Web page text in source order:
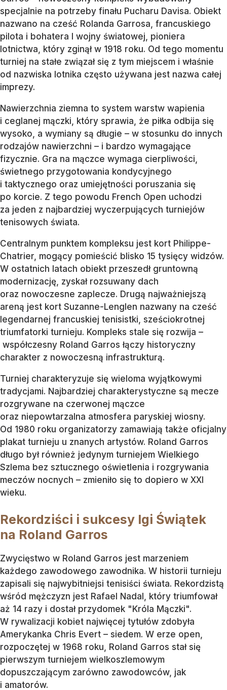
specjalnie na potrzeby finału Pucharu Davisa. Obiekt
nazwano na cześć Rolanda Garrosa, francuskiego
pilota i bohatera I wojny światowej, pioniera
lotnictwa, który zginął w 1918 roku. Od tego momentu
turniej na stałe związał się z tym miejscem i właśnie
od nazwiska lotnika często używana jest nazwa całej
imprezy.
Nawierzchnia ziemna to system warstw wapienia
i ceglanej mączki, który sprawia, że piłka odbija się
wysoko, a wymiany są długie – w stosunku do innych
rodzajów nawierzchni – i bardzo wymagające
fizycznie. Gra na mączce wymaga cierpliwości,
świetnego przygotowania kondycyjnego
i taktycznego oraz umiejętności poruszania się
po korcie. Z tego powodu French Open uchodzi
za jeden z najbardziej wyczerpujących turniejów
tenisowych świata.
Centralnym punktem kompleksu jest kort Philippe-
Chatrier, mogący pomieścić blisko 15 tysięcy widzów.
W ostatnich latach obiekt przeszedł gruntowną
modernizację, zyskał rozsuwany dach
oraz nowoczesne zaplecze. Drugą najważniejszą
areną jest kort Suzanne-Lenglen nazwany na cześć
legendarnej francuskiej tenisistki, sześciokrotnej
triumfatorki turnieju. Kompleks stale się rozwija –
współczesny Roland Garros łączy historyczny
charakter z nowoczesną infrastrukturą.
Turniej charakteryzuje się wieloma wyjątkowymi
tradycjami. Najbardziej charakterystyczne są mecze
rozgrywane na czerwonej mączce
oraz niepowtarzalna atmosfera paryskiej wiosny.
Od 1980 roku organizatorzy zamawiają także oficjalny
plakat turnieju u znanych artystów. Roland Garros
długo był również jedynym turniejem Wielkiego
Szlema bez sztucznego oświetlenia i rozgrywania
meczów nocnych – zmieniło się to dopiero w XXI
wieku.
Rekordziści i sukcesy Igi Świątek
na Roland Garros
Zwycięstwo w Roland Garros jest marzeniem
każdego zawodowego zawodnika. W historii turnieju
zapisali się najwybitniejsi tenisiści świata. Rekordzistą
wśród mężczyzn jest Rafael Nadal, który triumfował
aż 14 razy i dostał przydomek "Króla Mączki".
W rywalizacji kobiet najwięcej tytułów zdobyła
Amerykanka Chris Evert – siedem. W erze open,
rozpoczętej w 1968 roku, Roland Garros stał się
pierwszym turniejem wielkoszlemowym
dopuszczającym zarówno zawodowców, jak
i amatorów.